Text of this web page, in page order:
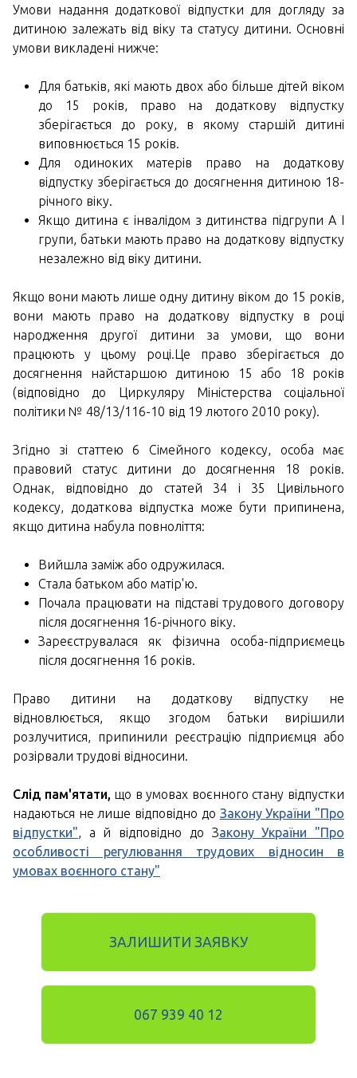
Умови надання додаткової відпустки для догляду за
дитиною залежать від віку та статусу дитини. Основні
умови викладені нижче:
Для батьків, які мають двох або більше дітей віком
до 15 років, право на додаткову відпустку
зберігається до року, в якому старшій дитині
виповнюється 15 років.
Для одиноких матерів право на додаткову
відпустку зберігається до досягнення дитиною 18-
річного віку.
Якщо дитина є інвалідом з дитинства підгрупи А I
групи, батьки мають право на додаткову відпустку
незалежно від віку дитини.
Якщо вони мають лише одну дитину віком до 15 років,
вони мають право на додаткову відпустку в році
народження другої дитини за умови, що вони
працюють у цьому році.Це право зберігається до
досягнення найстаршою дитиною 15 або 18 років
(відповідно до Циркуляру Міністерства соціальної
політики № 48/13/116-10 від 19 лютого 2010 року).
Згідно зі статтею 6 Сімейного кодексу, особа має
правовий статус дитини до досягнення 18 років.
Однак, відповідно до статей 34 і 35 Цивільного
кодексу, додаткова відпустка може бути припинена,
якщо дитина набула повноліття:
Вийшла заміж або одружилася.
Стала батьком або матір'ю.
Почала працювати на підставі трудового договору
після досягнення 16-річного віку.
Зареєструвалася як фізична особа-підприємець
після досягнення 16 років.
Право дитини на додаткову відпустку не
відновлюється, якщо згодом батьки вирішили
розлучитися, припинили реєстрацію підприємця або
розірвали трудові відносини.
Слід пам'ятати, що в умовах воєнного стану відпустки
надаються не лише відповідно до Закону України "Про
відпустки", а й відповідно до Закону України "Про
особливості регулювання трудових відносин в
умовах воєнного стану"
ЗАЛИШИТИ ЗАЯВКУ
067 939 40 12